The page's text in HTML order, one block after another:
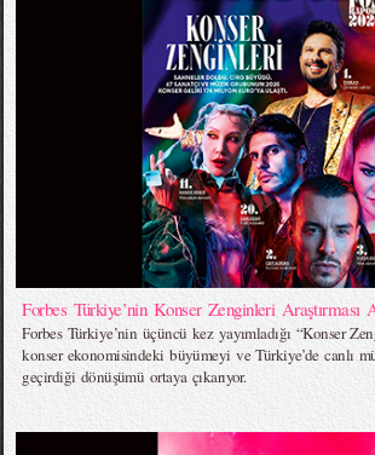
Forbes Türkiye’nin Konser Zenginleri Araştırması
Forbes Türkiye’nin üçüncü kez yayımladığı “Konser
konser ekonomisindeki büyümeyi ve Türkiye’de canlı
geçirdiği dönüşümü ortaya çıkarıyor.